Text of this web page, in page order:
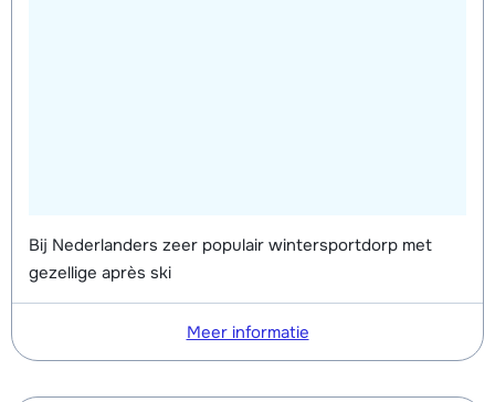
Bij Nederlanders zeer populair wintersportdorp met
gezellige après ski
Meer informatie